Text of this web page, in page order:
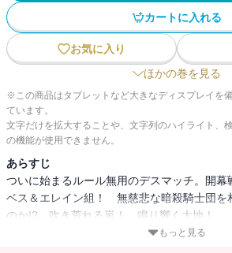
カートに入れる
お気に入り
ほかの巻を見る
※この商品はタブレットなど大きなディスプレイを
ています。
文字だけを拡大することや、文字列のハイライト、
の機能が使用できません。
あらすじ
ついに始まるルール無用のデスマッチ。開幕
ベス＆エレイン組！ 無慈悲な暗殺騎士団を
のか!? 吹き荒れる嵐！ 鳴り響く大地！ 〈
今、悪夢の戦端が開かれる!! 新・旧妖精王
もっと見る